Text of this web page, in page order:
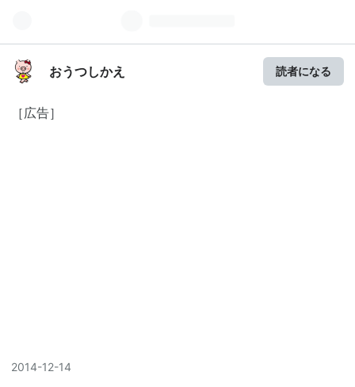
おうつしかえ 読者になる
［広告］
2014-12-14